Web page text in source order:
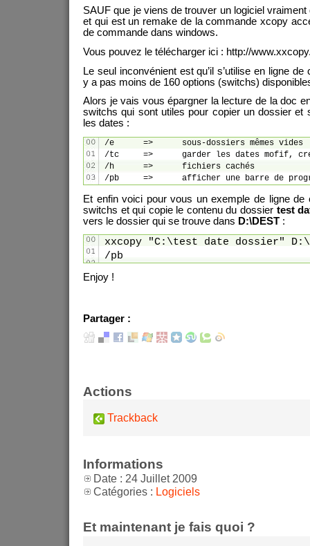
SAUF que je viens de trouver un logiciel vraiment
et qui est un remake de la commande xcopy
de commande dans windows.
Vous pouvez le télécharger ici : http://
Le seul inconvénient est qu’il s’utilise en ligne
y a pas moins de 160 options (switchs)
Alors je vais vous épargner la lecture de la doc
switchs qui sont utiles pour copier un dossier et
les dates :
/e	=>	sous-dossiers mêmes vides
/tc	=>	garder les dates mofif, crea et dernier accès
/h	=>	fichiers cachés
/pb	=>	afficher une barre de
Et enfin voici pour vous un exemple de ligne
switchs et qui copie le contenu du dossier test
vers le dossier qui se trouve dans D:\DEST :
xxcopy "C:\test date dossier"
/pb
Enjoy !
Partager :
Actions
Trackback
Informations
Date : 24 Juillet 2009
Catégories : Logiciels
Et maintenant je fais quoi ?